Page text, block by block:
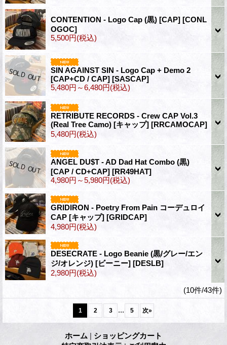
CONTENTION - Logo Cap (黒) [CAP] [CONL
OGOC]
5,500円(税込)
SIN AGAINST SIN - Logo Cap + Demo 2
[CAP+CD / CAP] [SASCAP]
5,480円～6,480円(税込)
RETRIBUTE RECORDS - Crew CAP Vol.3
(Real Tree Camo) [キャップ] [RRCAMOCAP]
5,480円(税込)
ANGEL DU$T - AD Dad Hat Combo (黒)
[CAP / CD+CAP] [RR49HAT]
4,980円～5,980円(税込)
GRIDIRON - Poetry From Pain コーデュロイ
CAP [キャップ] [GRIDCAP]
4,980円(税込)
DESECRATE - Logo Beanie (黒/グレー/エン
ジ/オレンジ) [ビーニー] [DESLB]
2,980円(税込)
(10件/43件)
1 2 3 ... 5 次»
ホーム | ショッピングカート